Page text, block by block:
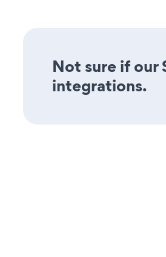
Not sure if our
integrations.